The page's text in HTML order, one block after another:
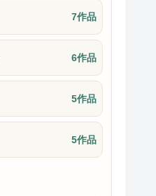
7作品
6作品
5作品
5作品